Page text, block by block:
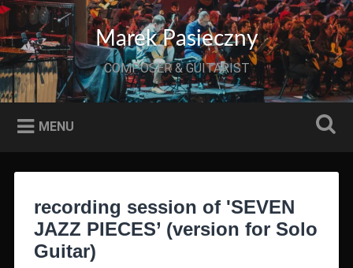
Przeskocz
treści
Szukaj Marek Pasieczny
COMPOSER & GUITARIST
MENU
recording session of 'SEVEN
JAZZ PIECES’ (version for Solo
Guitar)